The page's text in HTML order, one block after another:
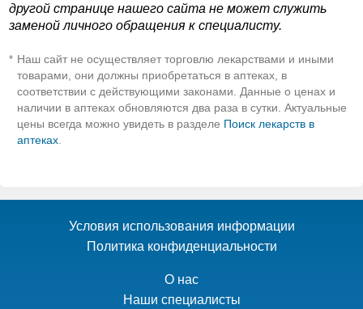
другой странице нашего сайта не может служить
заменой личного обращения к специалисту.
* Наш сайт не осуществляет торговлю лекарствами и иными
товарами, они должны приобретаться в аптеках, в
соответствии с действующими законами. Данные о ценах и
наличии в аптеках обновляются два раза в сутки. Актуальные
цены всегда можно увидеть в разделе Поиск лекарств в
аптеках
Условия использования информации
Политика конфиденциальности
О нас
Наши специалисты